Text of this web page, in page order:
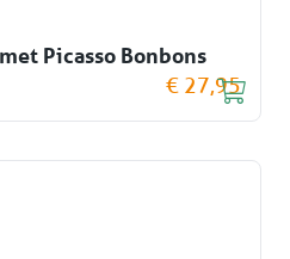
Picasso Bonbons
€ 27,95